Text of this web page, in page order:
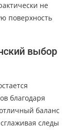
не
поверхность
выбор
благодаря
баланс
следы